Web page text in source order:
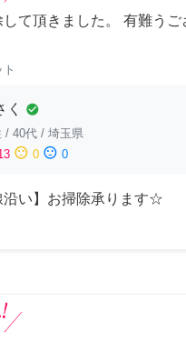
て頂きました。 有難うご
く check_circle
/ 40代 / 埼玉県
sentiment_neutral 0 sentiment_dissatisfied 0
沿い】お掃除承ります☆